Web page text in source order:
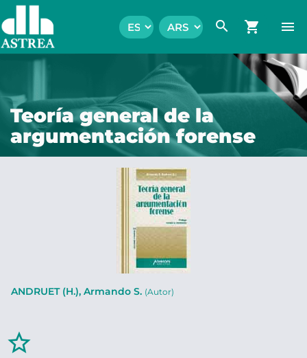
search shopping_cart menu
Teoría general de la
argumentación forense
ANDRUET (H.), Armando S. (Autor)
star_border